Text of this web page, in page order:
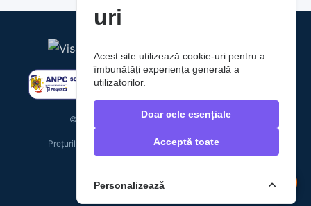
© 2026 RaoAuto. Toate drepturile rezervate.
Prețurile includ TVA. Costurile de livrare nu sunt incluse.
uri
Acest site utilizează cookie-uri pentru a
îmbunătăți experiența generală a
utilizatorilor.
Doar cele esențiale
Acceptă toate
Personalizează